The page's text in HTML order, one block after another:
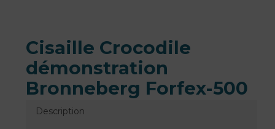
Cisaille Crocodile
démonstration
Bronneberg Forfex-500
Description